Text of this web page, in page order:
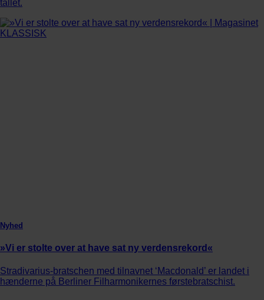
tallet.
Nyhed
»Vi er stolte over at have sat ny verdensrekord«
Stradivarius-bratschen med tilnavnet ‘Macdonald’ er landet i
hænderne på Berliner Filharmonikernes førstebratschist.